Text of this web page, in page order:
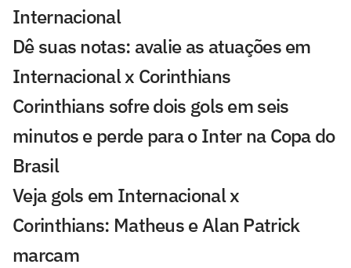
Internacional
Dê suas notas: avalie as atuações em
Internacional x Corinthians
Corinthians sofre dois gols em seis
minutos e perde para o Inter na Copa do
Brasil
Veja gols em Internacional x
Corinthians: Matheus e Alan Patrick
marcam